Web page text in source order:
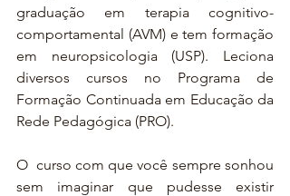
graduação em terapia cognitivo-
comportamental (AVM) e tem formação
em neuropsicologia (USP). Leciona
diversos cursos no Programa de
Formação Continuada em Educação da
Rede Pedagógica (PRO).
O  curso com que você sempre sonhou
sem imaginar que pudesse existir